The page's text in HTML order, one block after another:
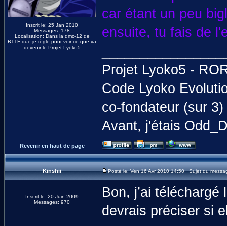
Inscrit le: 25 Jan 2010
Messages: 178
Localisation: Dans la dmc-12 de
BTTF que je règle pour voir ce que va
devenir le Projet Lyoko5
car étant un peu
ensuite, tu fais de
Projet Lyoko5 -
Code Lyoko
co-fondateur (sur
Avant, j'étais
Revenir en haut de page
Kinshii Posté le: Ven 16 Avr 2010 14:50 Sujet du
Inscrit le: 20 Juin 2009
Messages: 970
Bon, j’ai
devrais préciser si